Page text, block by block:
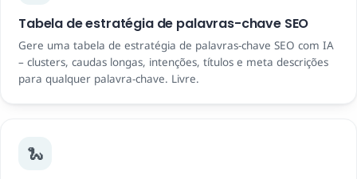
Tabela de estratégia de palavras-chave SEO
Gere uma tabela de estratégia de palavras-chave SEO com IA
– clusters, caudas longas, intenções, títulos e meta descrições
para qualquer palavra-chave. Livre.
🐍